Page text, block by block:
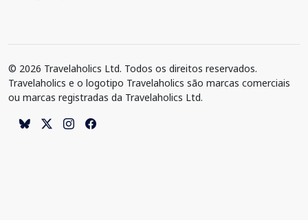
© 2026 Travelaholics Ltd. Todos os direitos reservados.
Travelaholics e o logotipo Travelaholics são marcas comerciais
ou marcas registradas da Travelaholics Ltd.